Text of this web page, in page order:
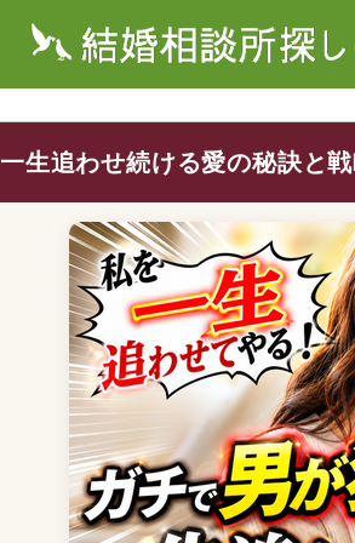
一生追わせ続ける愛の秘訣と